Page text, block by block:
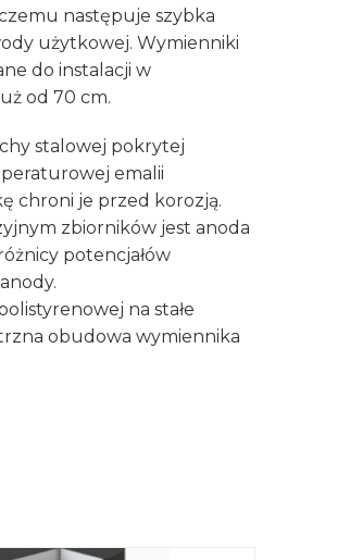
następuje szybka
użytkowej. Wymienniki
do instalacji w
od 70 cm.
stalowej pokrytej
emalii
chroni je przed korozją.
zbiorników jest anoda
potencjałów
na stałe
obudowa wymiennika